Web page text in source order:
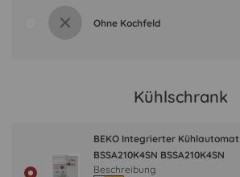
Ohne Kochfeld
Kühlschrank
BEKO Integrierter Kühlautomat
BSSA210K4SN BSSA210K4SN
Beschreibung